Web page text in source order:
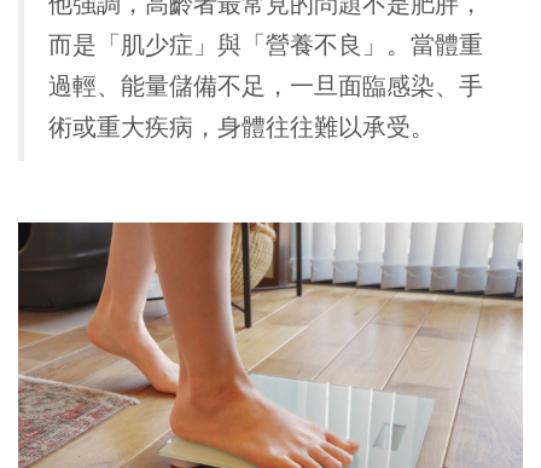
而是「肌少症」與「營養不良」。當體重
過輕、能量儲備不足，一旦面臨感染、手
術或重大疾病，身體往往難以承受。